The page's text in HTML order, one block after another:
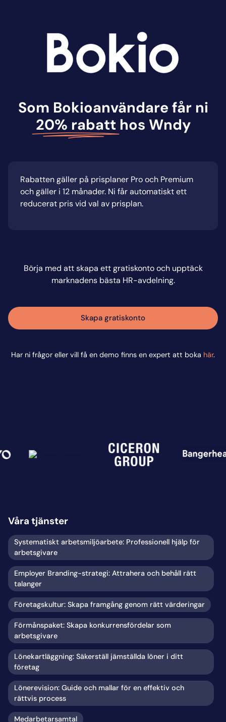
Som Bokioanvändare får ni
20% rabatt hos Wndy
Rabatten gäller på prisplaner Pro och Premium
och gäller i 12 månader. Ni får automatiskt ett
reducerat pris vid val av prisplan.
Börja med att skapa ett gratiskonto och upptäck
marknadens bästa HR-avdelning.
Skapa gratiskonto
Har ni frågor eller vill få en demo finns en expert att boka här.
Våra tjänster
Systematiskt arbetsmiljöarbete: Professionell hjälp för
arbetsgivare
Employer Branding-strategi: Attrahera och behåll rätt
talanger
Företagskultur: Skapa framgång genom rätt värderingar
Förmånspaket: Skapa konkurrensfördelar som
arbetsgivare
Lönekartläggning: Säkerställ jämställda löner i ditt
företag
Lönerevision: Guide och mallar för en effektiv och
rättvis process
Medarbetarsamtal